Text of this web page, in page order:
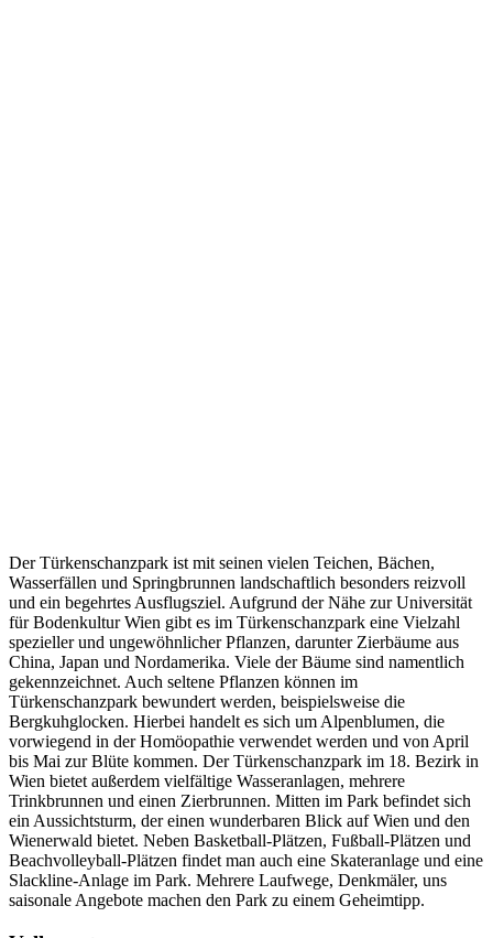
Der Türkenschanzpark ist mit seinen vielen Teichen, Bächen,
Wasserfällen und Springbrunnen landschaftlich besonders reizvoll
und ein begehrtes Ausflugsziel. Aufgrund der Nähe zur Universität
für Bodenkultur Wien gibt es im Türkenschanzpark eine Vielzahl
spezieller und ungewöhnlicher Pflanzen, darunter Zierbäume aus
China, Japan und Nordamerika. Viele der Bäume sind namentlich
gekennzeichnet. Auch seltene Pflanzen können im
Türkenschanzpark bewundert werden, beispielsweise die
Bergkuhglocken. Hierbei handelt es sich um Alpenblumen, die
vorwiegend in der Homöopathie verwendet werden und von April
bis Mai zur Blüte kommen. Der Türkenschanzpark im 18. Bezirk in
Wien bietet außerdem vielfältige Wasseranlagen, mehrere
Trinkbrunnen und einen Zierbrunnen. Mitten im Park befindet sich
ein Aussichtsturm, der einen wunderbaren Blick auf Wien und den
Wienerwald bietet. Neben Basketball-Plätzen, Fußball-Plätzen und
Beachvolleyball-Plätzen findet man auch eine Skateranlage und eine
Slackline-Anlage im Park. Mehrere Laufwege, Denkmäler, uns
saisonale Angebote machen den Park zu einem Geheimtipp.